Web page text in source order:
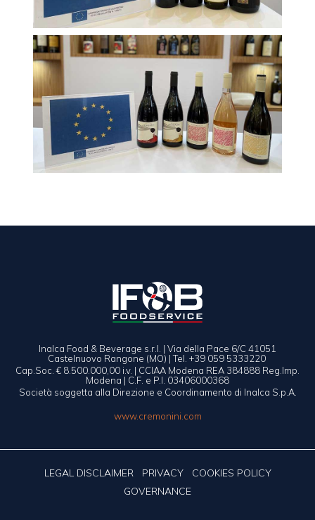
Inalca Food & Beverage s.r.l. | Via della Pace 6/C 41051
Castelnuovo Rangone (MO) | Tel. +39 059 5333220
Cap.Soc. € 8.500.000,00 i.v. | CCIAA Modena REA 384888 Reg.Imp.
Modena | C.F. e P.I. 03406000368
Società soggetta alla Direzione e Coordinamento di Inalca S.p.A.
www.cremonini.com
LEGAL DISCLAIMER PRIVACY
COOKIES POLICY
GOVERNANCE